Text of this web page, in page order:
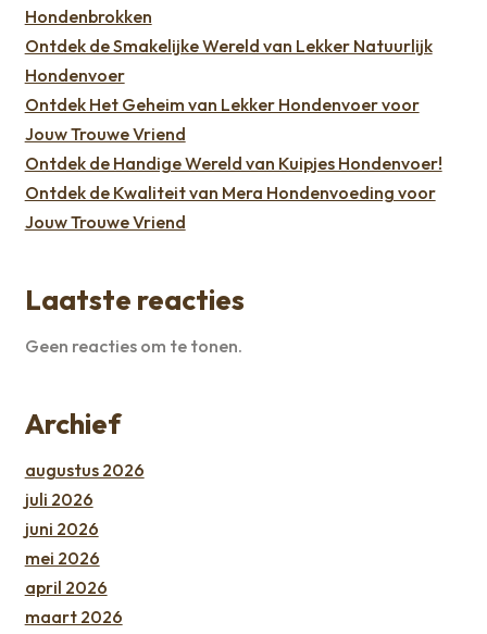
Hondenbrokken
Ontdek de Smakelijke Wereld van Lekker Natuurlijk
Hondenvoer
Ontdek Het Geheim van Lekker Hondenvoer voor
Jouw Trouwe Vriend
Ontdek de Handige Wereld van Kuipjes Hondenvoer!
Ontdek de Kwaliteit van Mera Hondenvoeding voor
Jouw Trouwe Vriend
Laatste reacties
Geen reacties om te tonen.
Archief
augustus 2026
juli 2026
juni 2026
mei 2026
april 2026
maart 2026